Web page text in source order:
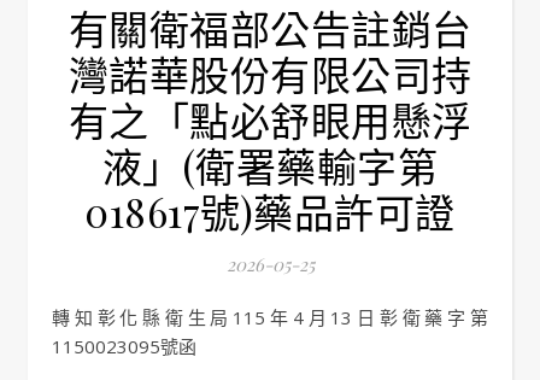
有關衛福部公告註銷台
灣諾華股份有限公司持
有之「點必舒眼用懸浮
液」(衛署藥輸字第
018617號)藥品許可證
2026-05-25
轉知彰化縣衛生局115年4月13日彰衛藥字第
1150023095號函